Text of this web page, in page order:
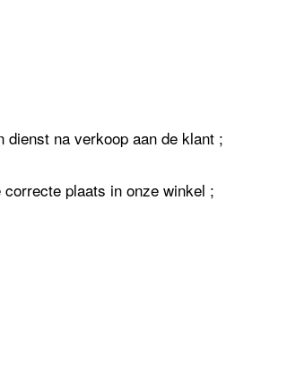
na verkoop aan de klant ;
plaats in onze winkel ;